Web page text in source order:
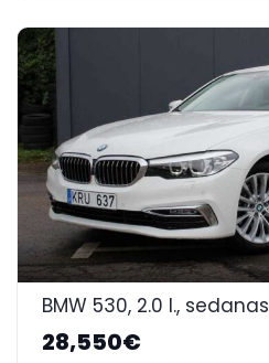
BMW 530, 2.0 l., sedanas
28,550€